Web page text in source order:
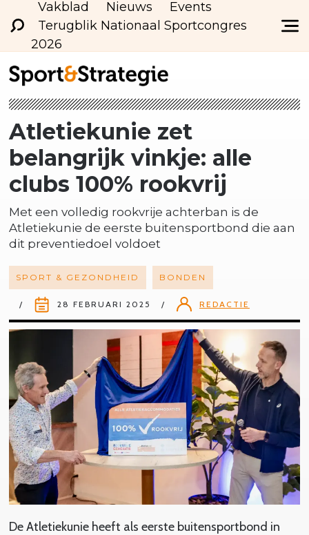
Vakblad Nieuws
Events
Terugblik Nationaal Sportcongres
2026
Atletiekunie zet
belangrijk vinkje: alle
clubs 100% rookvrij
Met een volledig rookvrije achterban is de
Atletiekunie de eerste buitensportbond die aan
dit preventiedoel voldoet
SPORT & GEZONDHEID BONDEN
28 FEBRUARI 2025 REDACTIE
De Atletiekunie heeft als eerste buitensportbond in